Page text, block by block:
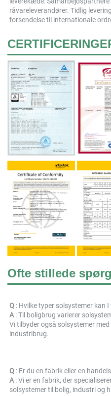
råvareleverandører. Tidlig
forsendelse til internationale
Ofte stillede
Q : Hvilke typer solsystemer kan I
A : Til boligbrug varierer
Vi tilbyder også solsystemer
industribrug.
Q : Er du en fabrik eller en
A : Vi er en fabrik, der
solsystemer til bolig, industri og